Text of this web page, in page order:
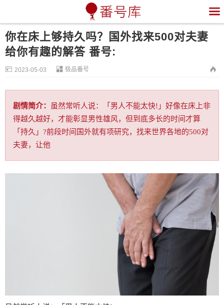

你在床上够持久吗？国外找来500对夫妻
给你有趣的解答 番号:
 2023-05-03  极品番号 
剧情简介：
虽然常听人说：「男人不能太快!」好像在床上非
得越久越好，才能彰显男性雄风，但到底多长的时间才算
「持久」?前段时间国外就有项研究，找来世界各地的500对
夫妻，让他